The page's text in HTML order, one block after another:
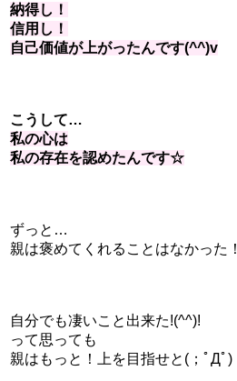
納得し！
信用し！
自己価値が上がったんです(^^)v
こうして…
私の心は
私の存在を認めたんです☆
ずっと…
親は褒めてくれることはなかった！
自分でも凄いこと出来た!(^^)!
って思っても
親はもっと！上を目指せと(；ﾟДﾟ)